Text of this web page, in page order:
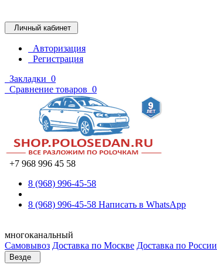
Личный кабинет
Авторизация
Регистрация
Закладки 0
Сравнение товаров 0
+7 968 996 45 58
8 (968) 996-45-58
8 (968) 996-45-58 Написать в WhatsApp
многоканальный
Самовывоз Доставка по Москве Доставка по России
Везде